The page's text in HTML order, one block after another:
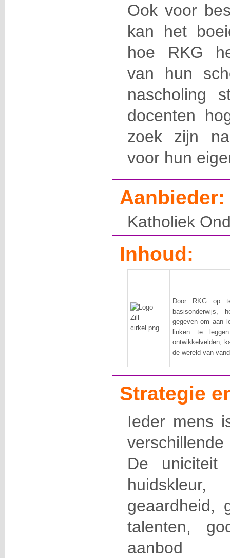
Ook voor
kan het
hoe RKG
van hun
nascholing
docenten
zoek zijn
voor hun
Aanbieder:
Katholiek
Inhoud:
Door RKG op
basisonderwijs,
gegeven om aan
linken te
ontwikkelvelden,
de wereld van
Strategie
Ieder mens
De
geaardheid,
talenten,
aanbod